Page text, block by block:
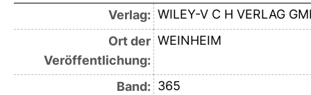
Verlag: WILEY-V C H VERLAG
Ort der
Veröffentlichung:
WEINHEIM
Band: 365